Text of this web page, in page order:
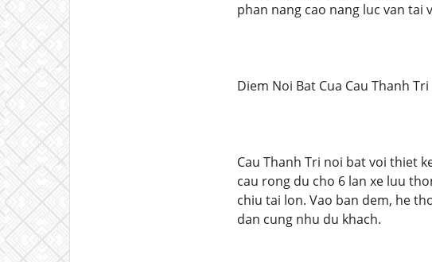
phan nang cao nang luc van tai
Diem Noi Bat Cua Cau Thanh Tri
Cau Thanh Tri noi bat voi thiet
cau rong du cho 6 lan xe luu
chiu tai lon. Vao ban dem, he
dan cung nhu du khach.